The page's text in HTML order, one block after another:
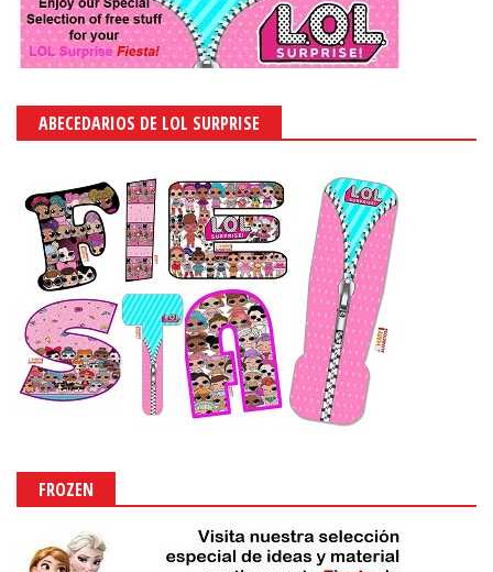
ABECEDARIOS DE LOL SURPRISE
FROZEN